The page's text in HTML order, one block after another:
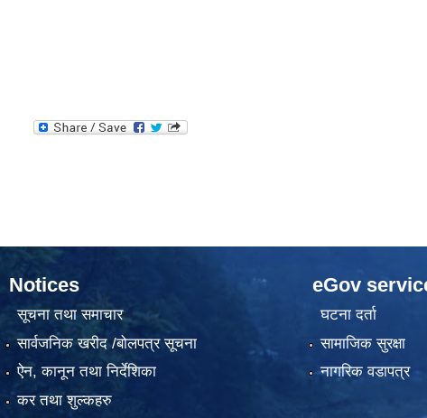
Notices
सूचना तथा समाचार
सार्वजनिक खरीद /बोलपत्र सूचना
ऐन, कानून तथा निर्देशिका
कर तथा शुल्कहरु
eGov
घटना दर्ता
सामाजिक सुरक्षा
नागरिक वडापत्र